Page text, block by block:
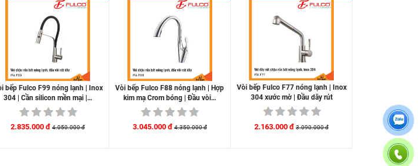
bếp Fulco F99 nóng lạnh | Inox
304 | Cần silicon mền mại |…
2.835.000 đ 4.050.000 đ
Vòi bếp Fulco F88 nóng lạnh | Hợp
kim mạ Crom bóng | Đầu vòi…
3.045.000 đ 4.350.000 đ
Vòi bếp Fulco F77 nóng lạnh | Inox
304 xước mờ | Đầu dây rút
2.163.000 đ 3.090.000 đ